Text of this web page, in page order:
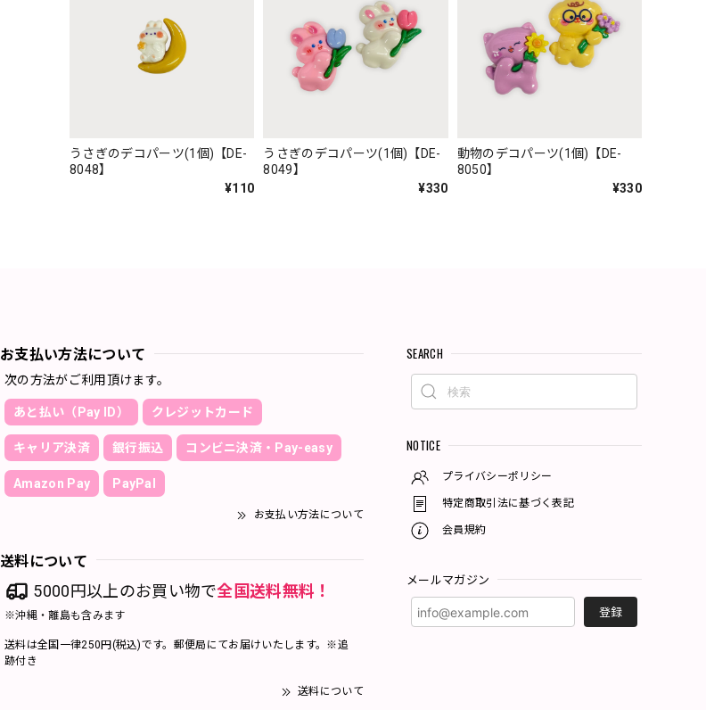
うさぎのデコパーツ(1個)【DE-
8048】
¥110
うさぎのデコパーツ(1個)【DE-
8049】
¥330
動物のデコパーツ(1個)【DE-
8050】
¥330
お支払い方法について
次の方法がご利用頂けます。
あと払い（Pay ID） クレジットカード
キャリア決済 銀行振込 コンビニ決済・Pay-easy
Amazon Pay PayPal
お支払い方法について
送料について
5000円以上のお買い物で全国送料無料！
※沖縄・離島も含みます
送料は全国一律250円(税込)です。郵便局にてお届けいたします。※追
跡付き
送料について
SEARCH
NOTICE
プライバシーポリシー
特定商取引法に基づく表記
会員規約
メールマガジン
登録